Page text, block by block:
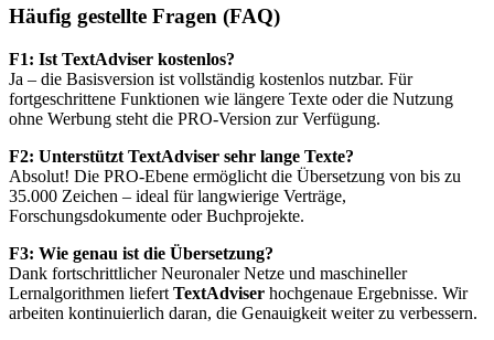
Häufig gestellte Fragen (FAQ)
F1: Ist TextAdviser kostenlos?
Ja – die Basisversion ist vollständig kostenlos nutzbar. Für
fortgeschrittene Funktionen wie längere Texte oder die Nutzung
ohne Werbung steht die PRO-Version zur Verfügung.
F2: Unterstützt TextAdviser sehr lange Texte?
Absolut! Die PRO-Ebene ermöglicht die Übersetzung von bis zu
35.000 Zeichen – ideal für langwierige Verträge,
Forschungsdokumente oder Buchprojekte.
F3: Wie genau ist die Übersetzung?
Dank fortschrittlicher Neuronaler Netze und maschineller
Lernalgorithmen liefert TextAdviser hochgenaue Ergebnisse. Wir
arbeiten kontinuierlich daran, die Genauigkeit weiter zu verbessern.